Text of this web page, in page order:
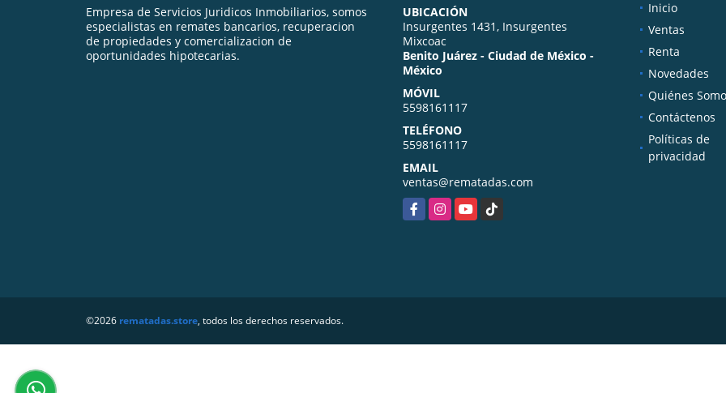
Empresa de Servicios Juridicos Inmobiliarios, somos
especialistas en remates bancarios, recuperacion
de propiedades y comercializacion de
oportunidades hipotecarias.
UBICACIÓN
Insurgentes 1431, Insurgentes
Mixcoac
Benito Juárez - Ciudad de México -
México
MÓVIL
5598161117
TELÉFONO
5598161117
EMAIL
ventas@rematadas.com
FacebookInstagramYouTubeTikTok
Inicio
Ventas
Renta
Novedades
Quiénes
Contáctenos
Políticas de
privacidad
©2026 rematadas.store, todos los derechos reservados.